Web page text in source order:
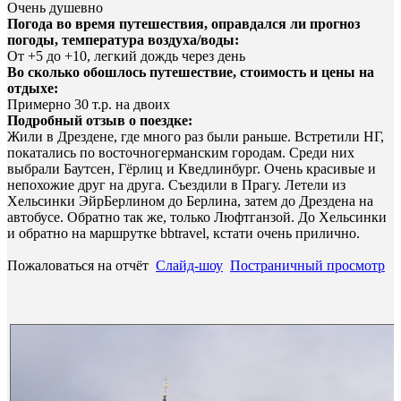
Очень душевно
Погода во время путешествия, оправдался ли прогноз
погоды, температура воздуха/воды:
От +5 до +10, легкий дождь через день
Во сколько обошлось путешествие, стоимость и цены на
отдыхе:
Примерно 30 т.р. на двоих
Подробный отзыв о поездке:
Жили в Дрездене, где много раз были раньше. Встретили НГ,
покатались по восточногерманским городам. Среди них
выбрали Баутсен, Гёрлиц и Кведлинбург. Очень красивые и
непохожие друг на друга. Съездили в Прагу. Летели из
Хельсинки ЭйрБерлином до Берлина, затем до Дрездена на
автобусе. Обратно так же, только Люфтганзой. До Хельсинки
и обратно на маршрутке bbtravel, кстати очень прилично.
Пожаловаться на отчёт Слайд-шоу Постраничный просмотр